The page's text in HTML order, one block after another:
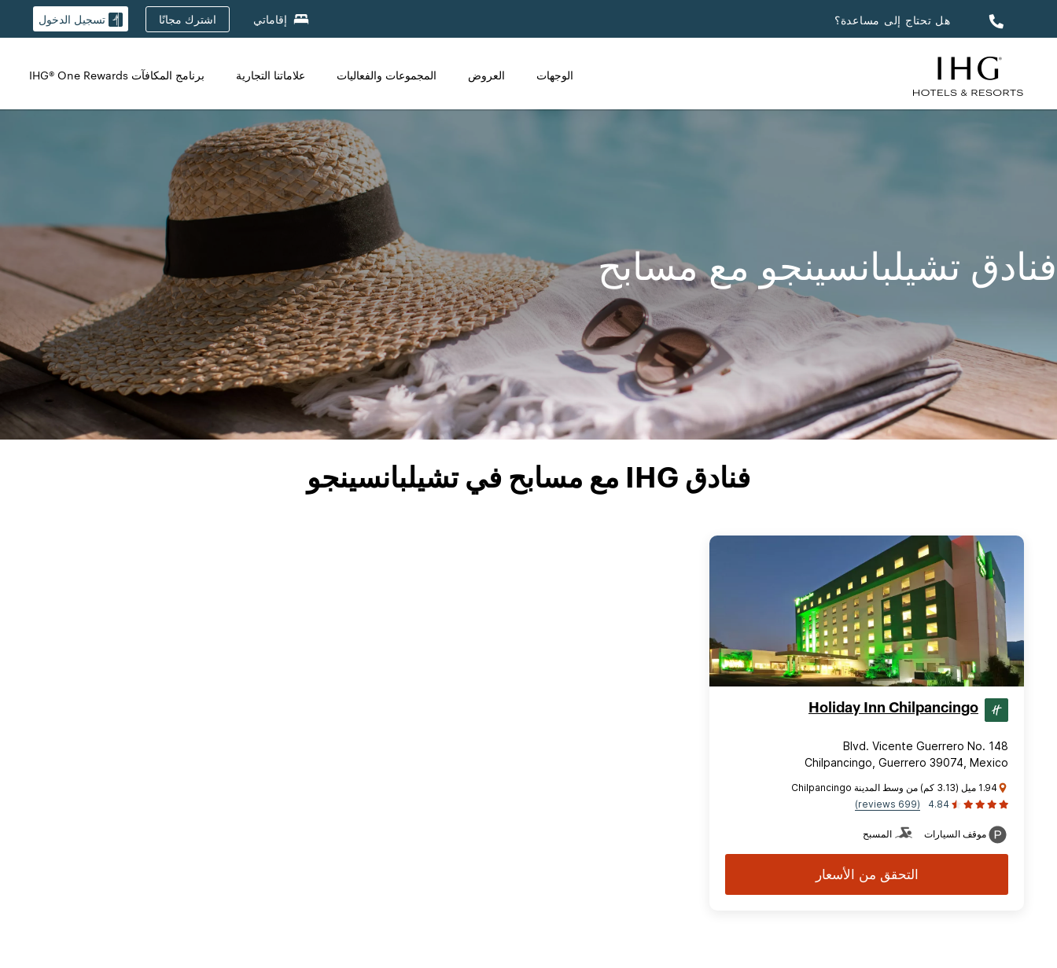
هل تحتاج إلى مساعدة؟ إقاماتي اشترك مجانًا تسجيل الدخول
الوجهات العروض المجموعات والفعاليات علاماتنا التجارية برنامج المكافآت IHG® One Rewards
فنادق تشيلبانسينجو مع مسابح
فنادق IHG مع مسابح في تشيلبانسينجو
Holiday Inn Chilpancingo
Blvd. Vicente Guerrero No. 148
Chilpancingo, Guerrero 39074, Mexico
1.94 ميل (3.13 كم) من وسط المدينة Chilpancingo
4.84
(699 reviews)
موقف السيارات المسبح
التحقق من الأسعار